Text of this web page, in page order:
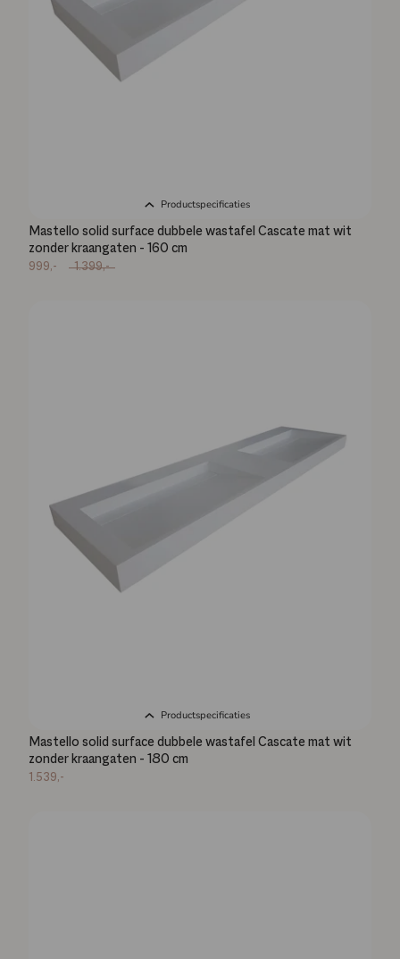
Productspecificaties
Mastello solid surface dubbele wastafel Cascate mat wit
zonder kraangaten - 160 cm
999,- 1.399,-
Productspecificaties
Mastello solid surface dubbele wastafel Cascate mat wit
zonder kraangaten - 180 cm
1.539,-